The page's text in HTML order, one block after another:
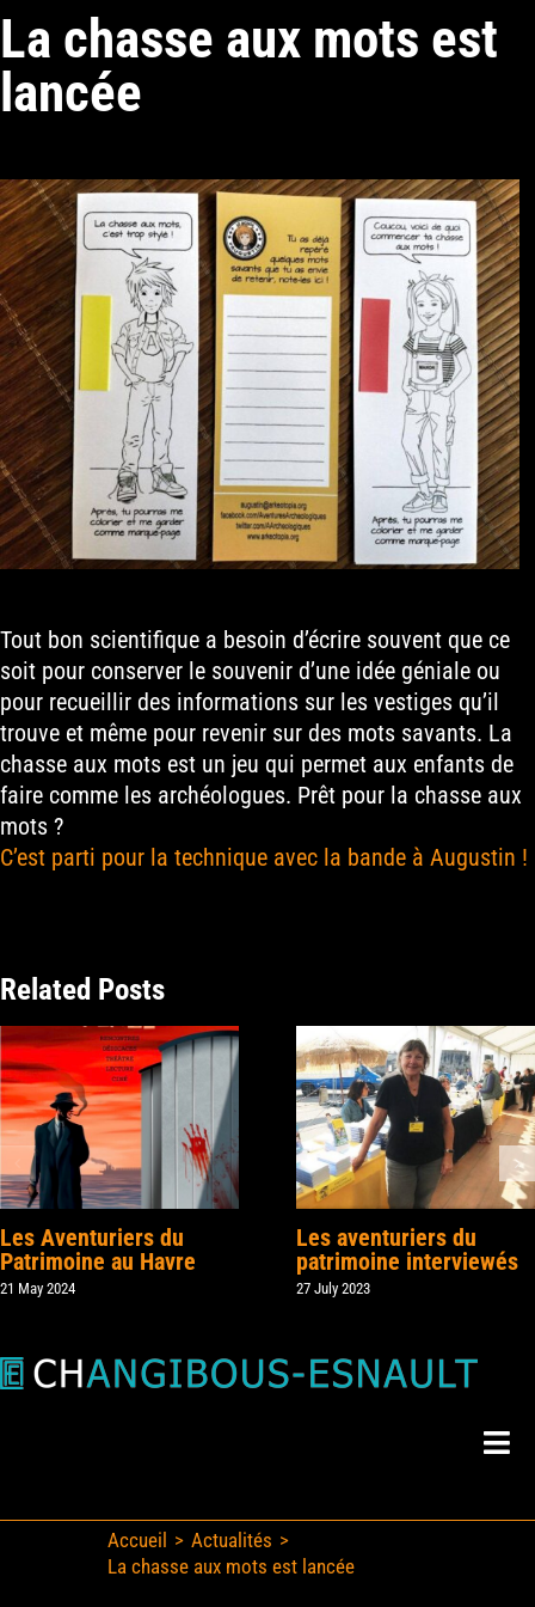
La chasse aux mots est
lancée
Tout bon scientifique a besoin d’écrire souvent que ce
soit pour conserver le souvenir d’une idée géniale ou
pour recueillir des informations sur les vestiges qu’il
trouve et même pour revenir sur des mots savants. La
chasse aux mots est un jeu qui permet aux enfants de
faire comme les archéologues. Prêt pour la chasse aux
mots ?
C’est parti pour la technique avec la bande à Augustin !
Related Posts
Les Aventuriers du
Patrimoine au Havre
21 May 2024
Les aventuriers du
patrimoine interviewés
27 July 2023
Mes LivresAccueil
Actualités
La chasse aux mots est lancée